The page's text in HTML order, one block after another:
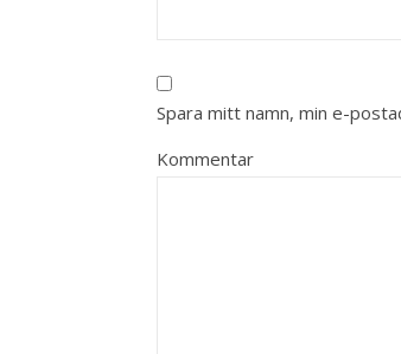
Spara mitt namn, min e-
Kommentar